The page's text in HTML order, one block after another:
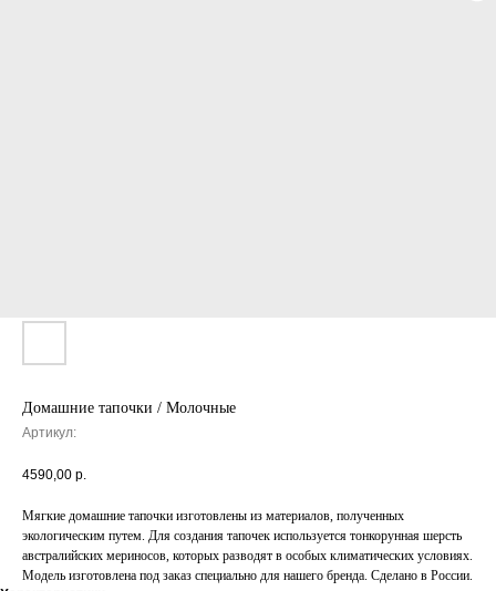
Домашние тапочки / Молочные
Артикул:
4590,00 р.
Мягкие домашние тапочки изготовлены из материалов, полученных
экологическим путем. Для создания тапочек используется тонкорунная шерсть
австралийских мериносов, которых разводят в особых климатических условиях.
Модель изготовлена под заказ специально для нашего бренда. Сделано в России.